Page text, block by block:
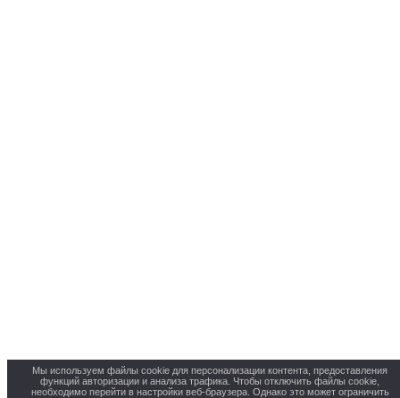
Мы используем файлы cookie для персонализации контента, предоставления
функций авторизации и анализа трафика. Чтобы отключить файлы cookie,
необходимо перейти в настройки веб-браузера. Однако это может ограничить